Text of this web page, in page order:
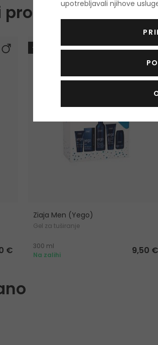
€
-10%. KOD: OUTLET10
Ziaja Men (Yego)
Gel za tuširanje
300 ml
Na zalihi
9,50 €
upotrebljavali njihove